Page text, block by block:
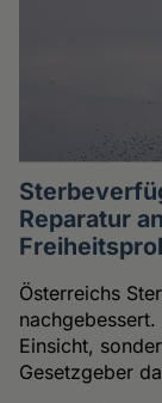
Reparatur
Österreichs
Einsicht,
Gesetzgeber